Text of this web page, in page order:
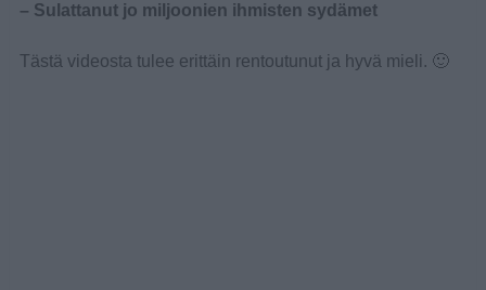
– Sulattanut jo miljoonien ihmisten sydämet
Tästä videosta tulee erittäin rentoutunut ja hyvä mieli. 🙂